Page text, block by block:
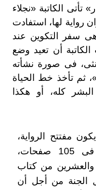
تأتى الكاتبة «نجلاء
رواية لها، استفادت
سفر التكوين عند
أن تعيد وضع
فى صورة نشأته
ثم تأخذ خط الحياة
كله، أو هكذا
مفتتح الرواية،
الصادرة عن دار الأدهم فى 105 صفحات،
من كتاب
الجنة من أجل أن